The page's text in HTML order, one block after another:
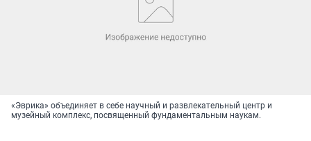
«Эврика» объединяет в себе научный и развлекательный центр и
музейный комплекс, посвященный фундаментальным наукам.